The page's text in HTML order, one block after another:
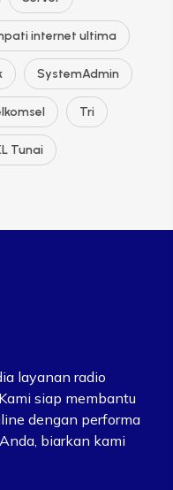
internet ultima
SystemAdmin
Tri
Tunai
layanan radio
siap membantu
dengan performa
biarkan kami